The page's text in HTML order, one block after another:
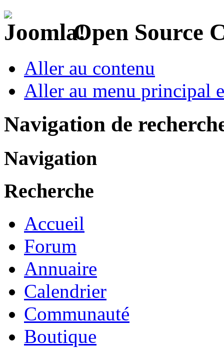
Open Source
Aller au contenu
Aller au menu principal
Navigation de
Navigation
Recherche
Accueil
Forum
Annuaire
Calendrier
Communauté
Boutique